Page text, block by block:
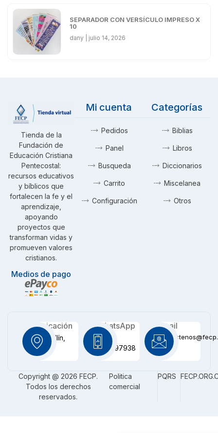
SEPARADOR CON VERSÍCULO IMPRESO X
10
dany julio 14, 2026
Tienda de la
Fundación de
Educación Cristiana
Pentecostal:
recursos educativos
y bíblicos que
fortalecen la fe y el
aprendizaje,
apoyando
proyectos que
transforman vidas y
promueven valores
cristianos.
Medios de pago
Mi cuenta
Pedidos
Panel
Busqueda
Carrito
Configuración
Categorías
Biblias
Libros
Diccionarios
Miscelanea
Otros
Ubicación
Medellín,
CO
WhatsApp
+57
3116097938
Email
Copyright @ 2026 FECP.
Todos los derechos
reservados.
Politica
comercial
PQRS